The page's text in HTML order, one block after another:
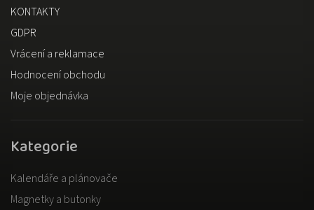
Kategorie
Kalendáře a plánovače
Magnetky a butonky
KONTAKTY
GDPR
Vrácení a reklamace
Hodnocení obchodu
Moje objednávka